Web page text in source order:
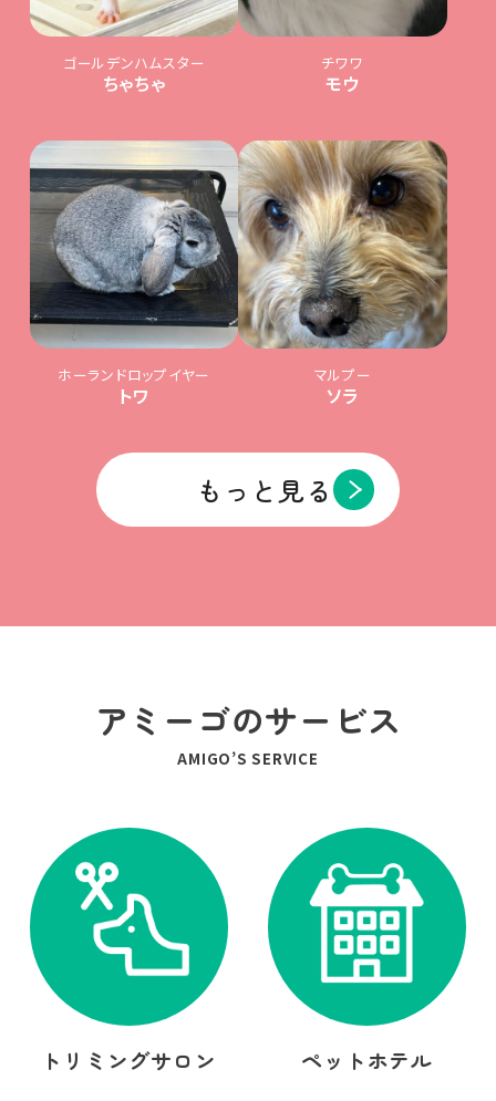
ゴールデンハムスター
ちゃちゃ
チワワ
モウ
ホーランドロップイヤー
トワ
マルプー
ソラ
もっと見る
アミーゴのサービス
AMIGO’S SERVICE
トリミングサロン ペットホテル